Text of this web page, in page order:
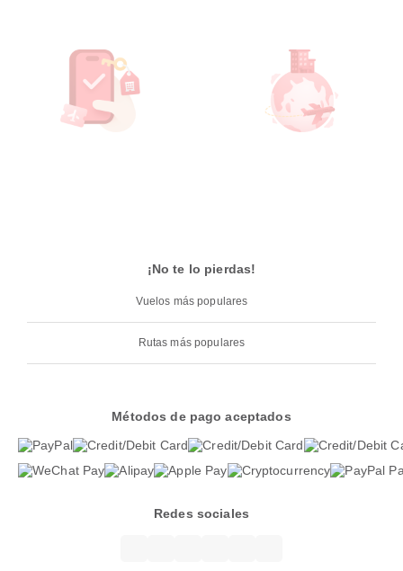
¡No te lo pierdas!
Vuelos más populares
Rutas más populares
Métodos de pago aceptados
Redes sociales